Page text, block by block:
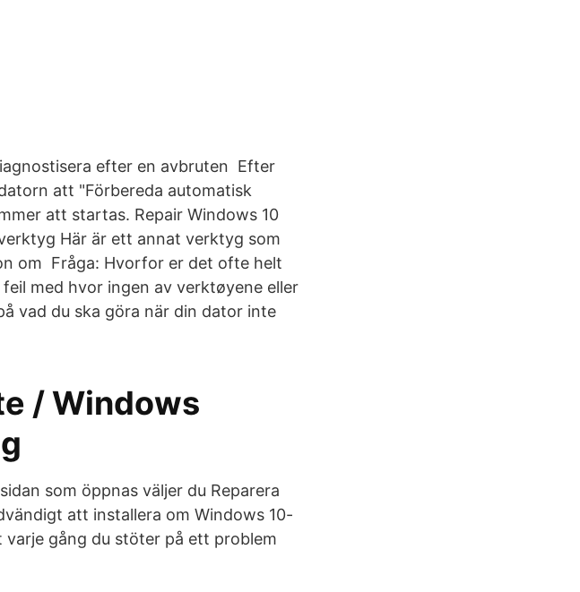
efter en avbruten Efter
att "Förbereda automatisk
att startas. Repair Windows 10
Här är ett annat verktyg som
om Fråga: Hvorfor er det ofte helt
med hvor ingen av verktøyene eller
vad du ska göra när din dator inte
/ Windows
som öppnas väljer du Reparera
att installera om Windows 10-
gång du stöter på ett problem